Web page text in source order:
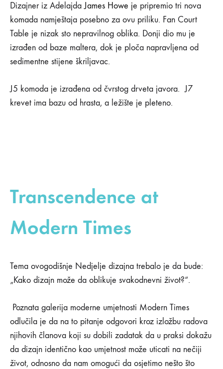
BISMO
VIDJETI
NA
OVOGODIŠNJOJ
NEDJELJI
DIZAJNA
DA
SE
ODRŽALA?
Dizajner iz AdelajdaJames Howe je pripremio tri nova
komada namještaja posebno za ovu priliku. Fan Court
Table je nizak sto nepravilnog oblika. Donji dio mu je
izrađen od baze maltera, dok je ploča napravljena od
sedimentne stijene škriljavac.
J5 komoda je izrađena od čvrstog drveta javora. J7
krevet ima bazu od hrasta, a ležište je pleteno.
Transcendence at
Modern Times
Tema ovogodišnje Nedjelje dizajna trebalo je da bude:
„Kako dizajn može da oblikuje svakodnevni život?“.
Poznata galerija moderne umjetnosti Modern Times
odlučila je da na to pitanje odgovori kroz izložbu radova
njihovih članova koji su dobili zadatak da u praksi dokažu
da dizajn identično kao umjetnost može uticati na nečiji
život, odnosno da nam omogući da osjetimo nešto što